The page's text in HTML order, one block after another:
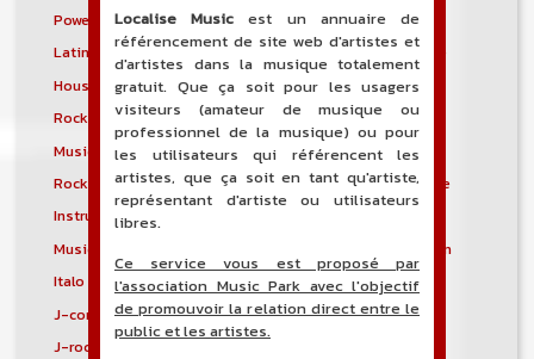
Power noise
Heavenly voices
Latin metal
Musique hindoustanie
House progressive
Tropical house
Rock indépendant
Indietronica
Musique industrielle
Metal industriel
Rock industriel
Musique instrumentale
Instrumental
Musique irlandaise
Rock progressif italien
Italo Disco
Italo house
J-core
J-pop
J-rock
Localise Music est un annuaire de
référencement de site web d'artistes et
d'artistes dans la musique totalement
gratuit. Que ça soit pour les usagers
visiteurs (amateur de musique ou
professionnel de la musique) ou pour
les utilisateurs qui référencent les
artistes, que ça soit en tant qu'artiste,
représentant d'artiste ou utilisateurs
libres.
Ce service vous est proposé par
l'association Music Park avec l'objectif
de promouvoir la relation direct entre le
public et les artistes.